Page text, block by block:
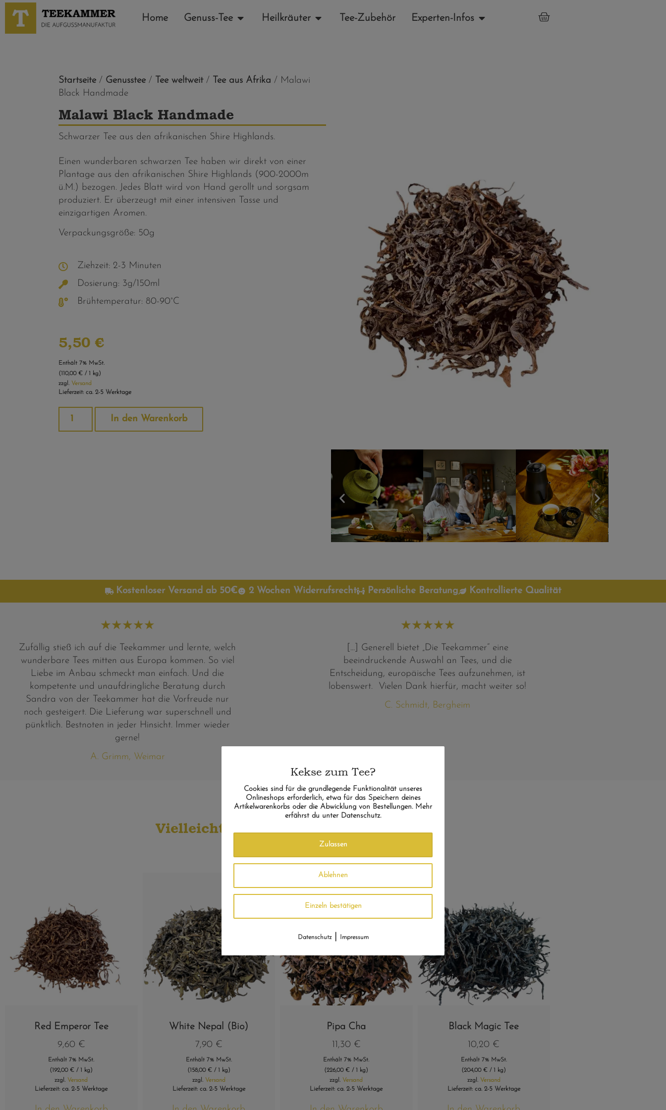
Home Genuss-Tee Heilkräuter Tee-Zubehör Experten-Infos
Startseite/ Genusstee/ Tee weltweit/ Tee aus Afrika / Malawi
Black Handmade
Malawi Black Handmade
Schwarzer Tee aus den afrikanischen Shire Highlands.
Einen wunderbaren schwarzen Tee haben wir direkt von einer
Plantage aus den afrikanischen Shire Highlands (900-2000m
ü.M.) bezogen. Jedes Blatt wird von Hand gerollt und sorgsam
produziert. Er überzeugt mit einer intensiven Tasse und
einzigartigen Aromen.
Verpackungsgröße: 50g
Ziehzeit: 2-3 Minuten
Dosierung: 3g/150ml
Brühtemperatur: 80-90°C
5,50€
Enthält 7% MwSt.
(110,00 € / 1 kg)
zzgl. Versand
Lieferzeit: ca. 2-5 Werktage
In den Warenkorb
Kostenloser Versand ab 50€ 2 Wochen Widerrufsrecht Persönliche Beratung Kontrollierte Qualität
★★★★★
Zufällig stieß ich auf die Teekammer und lernte, welch
wunderbare Tees mitten aus Europa kommen. So viel
Liebe im Anbau schmeckt man einfach. Und die
kompetente und unaufdringliche Beratung durch
Sandra von der Teekammer hat die Vorfreude nur
noch gesteigert. Die Lieferung war superschnell und
pünktlich. Bestnoten in jeder Hinsicht. Immer wieder
gerne!
A. Grimm, Weimar
★★★★★
[...] Generell bietet „Die Teekammer“ eine
beeindruckende Auswahl an Tees, und die
Entscheidung, europäische Tees aufzunehmen, ist
lobenswert. Vielen Dank hierfür, macht weiter so!
C. Schmidt, Bergheim
Vielleicht auch noch interessant?
Red Emperor Tee
9,60 €
Enthält 7% MwSt.
(192,00 € / 1 kg)
zzgl. Versand
Lieferzeit: ca. 2-5 Werktage
White Nepal (Bio)
7,90 €
Enthält 7% MwSt.
(158,00 € / 1 kg)
zzgl. Versand
Lieferzeit: ca. 2-5 Werktage
Pipa Cha
11,30 €
Enthält 7% MwSt.
(226,00 € / 1 kg)
zzgl. Versand
Lieferzeit: ca. 2-5 Werktage
Black Magic Tee
10,20 €
Enthält 7% MwSt.
(204,00 € / 1 kg)
zzgl. Versand
Lieferzeit: ca. 2-5 Werktage
Kekse zum Tee?
Cookies sind für die grundlegende Funktionalität unseres
Onlineshops erforderlich, etwa für das Speichern deines
Artikelwarenkorbs oder die Abwicklung von Bestellungen. Mehr
erfährst du unter Datenschutz.
Zulassen
Ablehnen
Einzeln bestätigen
Datenschutz| Impressum